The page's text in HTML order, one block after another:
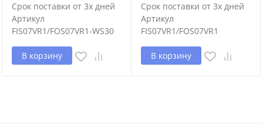
Срок поставки от 3х дней
Артикул
FIS07VR1/FOS07VR1-WS30
В корзину
Срок поставки от 3х дней
Артикул
FIS07VR1/FOS07VR1
В корзину